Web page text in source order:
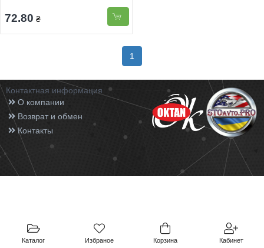
Каталог Избраное Корзина Кабинет
72.80 ₴
1
Контактная информация
О компании
Возврат и обмен
Контакты